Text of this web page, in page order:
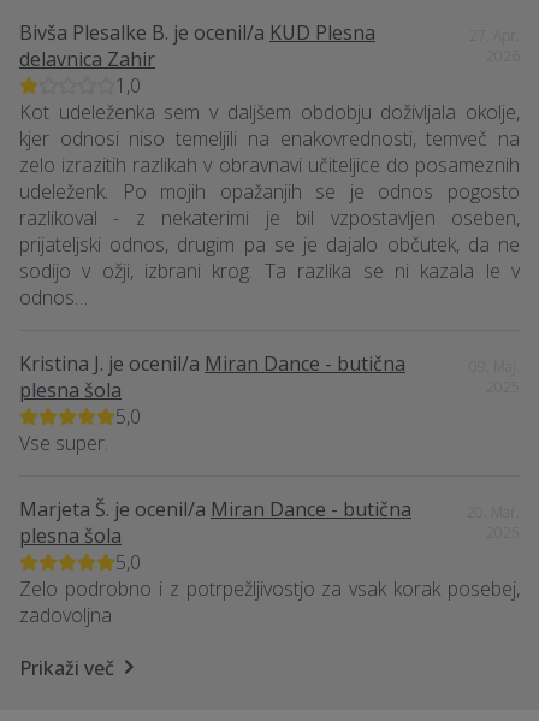
Bivša Plesalke B. je ocenil/a KUD Plesna
delavnica Zahir
1,0
Kot udeleženka sem v daljšem obdobju doživljala okolje,
kjer odnosi niso temeljili na enakovrednosti, temveč na
zelo izrazitih razlikah v obravnavi učiteljice do posameznih
udeleženk. Po mojih opažanjih se je odnos pogosto
razlikoval - z nekaterimi je bil vzpostavljen oseben,
prijateljski odnos, drugim pa se je dajalo občutek, da ne
sodijo v ožji, izbrani krog. Ta razlika se ni kazala le v
odnos…
Kristina J. je ocenil/a Miran Dance - butična
plesna šola
5,0
Vse super.
Marjeta Š. je ocenil/a Miran Dance - butična
plesna šola
5,0
Zelo podrobno i z potrpežljivostjo za vsak korak posebej,
zadovoljna
Prikaži več